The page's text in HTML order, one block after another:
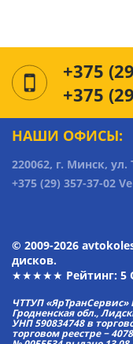
+375
+375
НАШИ ОФИСЫ:
220062, г. Минск,
+375 (29) 357-37-02
© 2009-2026
дисков.
★★★★★ Рейтинг: 5
ЧТТУП «ЯрТранСервис»
Гродненская обл.,
УНП 590834748 в
торговом реестре −